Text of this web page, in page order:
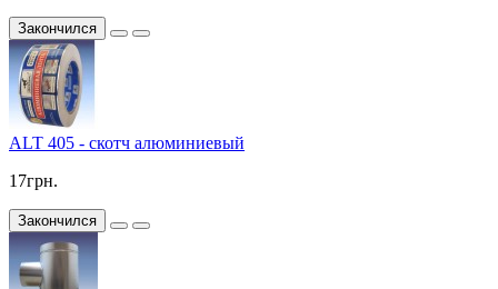
Закончился
ALT 405 - скотч алюминиевый
17грн.
Закончился